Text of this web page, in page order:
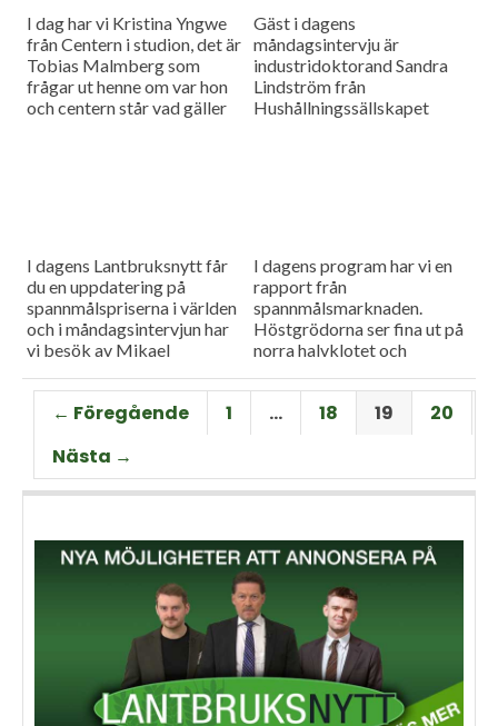
I dag har vi Kristina Yngwe
från Centern i studion, det är
Tobias Malmberg som
frågar ut henne om var hon
och centern står vad gäller
Gäst i dagens
måndagsintervju är
industridoktorand Sandra
Lindström från
Hushållningssällskapet
I dagens Lantbruksnytt får
du en uppdatering på
spannmålspriserna i världen
och i måndagsintervjun har
vi besök av Mikael
Lantmännen.
I dagens program har vi en
rapport från
spannmålsmarknaden.
Höstgrödorna ser fina ut på
norra halvklotet och
Gäst i vår måndagsintervju
är Torbjörn Lithell från HK
Scan som berättar om
slakteribranchens
utmaningar framöver.
← Föregående 1 … 18 19
20
Nästa →